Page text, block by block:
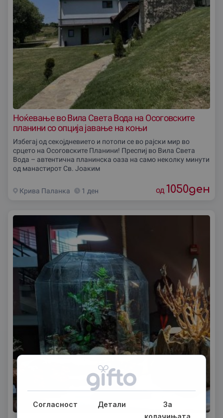
Ноќевање во Вила Света Вода на Осоговските
планини со опциjа jавање на коњи
Избегај од секојдневието и потопи се во рајски мир во
срцето на Осоговските Планини! Преспиј во Вила Света
Вода – автентична планинска оаза на само неколку минути
од манастирот Св. Јоаким
Крива Паланка 1 ден од 1050ден
Согласност Детали
За